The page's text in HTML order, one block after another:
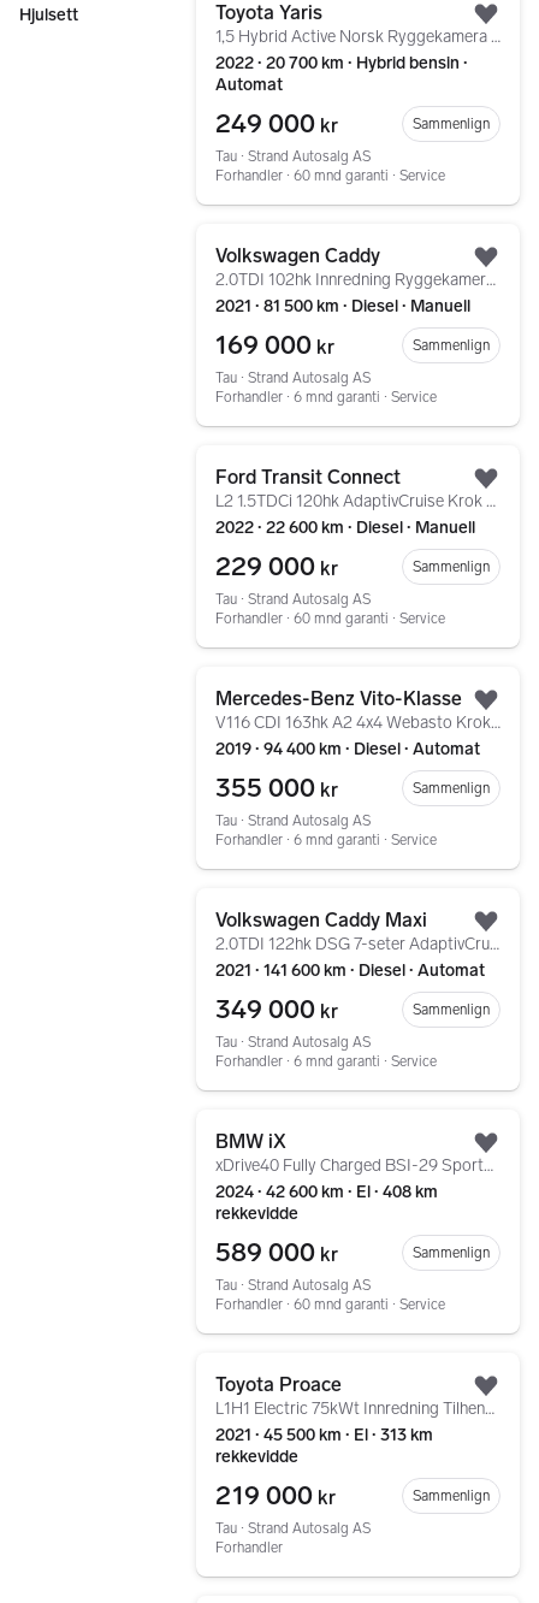
Hjulsett Toyota Yaris
1,5 Hybrid Active Norsk Ryggekamera AdaptivCruise
2022 ∙ 20 700 km ∙ Hybrid bensin ∙
Automat
249 000 kr
Sammenlign
Tau ∙ Strand Autosalg AS
Forhandler ∙ 60 mnd garanti ∙ Service
Volkswagen Caddy
2.0TDI 102hk Innredning Ryggekamera AppleCarPlay Dab+
2021 ∙ 81 500 km ∙ Diesel ∙ Manuell
169 000 kr
Sammenlign
Tau ∙ Strand Autosalg AS
Forhandler ∙ 6 mnd garanti ∙ Service
Ford Transit Connect
L2 1.5TDCi 120hk AdaptivCruise Krok Parkeringsvarmer ++
2022 ∙ 22 600 km ∙ Diesel ∙ Manuell
229 000 kr
Sammenlign
Tau ∙ Strand Autosalg AS
Forhandler ∙ 60 mnd garanti ∙ Service
Mercedes-Benz Vito-Klasse
V116 CDI 163hk A2 4x4 Webasto Krok LED 2x Skyvedør Navi
2019 ∙ 94 400 km ∙ Diesel ∙ Automat
355 000 kr
Sammenlign
Tau ∙ Strand Autosalg AS
Forhandler ∙ 6 mnd garanti ∙ Service
Volkswagen Caddy Maxi
2.0TDI 122hk DSG 7-seter AdaptivCruise Webasto krok ++
2021 ∙ 141 600 km ∙ Diesel ∙ Automat
349 000 kr
Sammenlign
Tau ∙ Strand Autosalg AS
Forhandler ∙ 6 mnd garanti ∙ Service
BMW iX
xDrive40 Fully Charged BSI-29 Sportspakke Harman/Kardon
2024 ∙ 42 600 km ∙ El ∙ 408 km
rekkevidde
589 000 kr
Sammenlign
Tau ∙ Strand Autosalg AS
Forhandler ∙ 60 mnd garanti ∙ Service
Toyota Proace
L1H1 Electric 75kWt Innredning Tilhengerfeste Ryggekam+
2021 ∙ 45 500 km ∙ El ∙ 313 km
rekkevidde
219 000 kr
Sammenlign
Tau ∙ Strand Autosalg AS
Forhandler